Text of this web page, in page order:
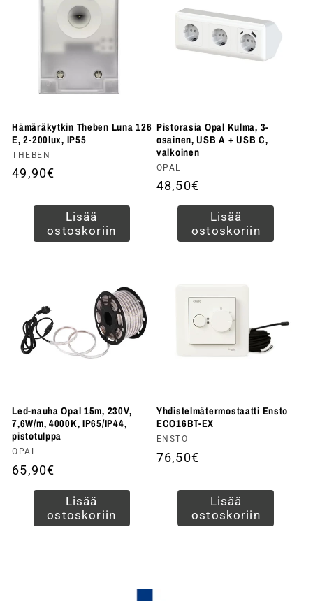
Hämäräkytkin Theben Luna 126
E, 2-200lux, IP55
Myyjä:
THEBEN
Normaalihinta
49,90€
Lisää
ostoskoriin
Pistorasia Opal Kulma, 3-
osainen, USB A + USB C,
valkoinen
Myyjä:
OPAL
Normaalihinta
48,50€
Lisää
ostoskoriin
Led-nauha Opal 15m, 230V,
7,6W/m, 4000K, IP65/IP44,
pistotulppa
Myyjä:
OPAL
Normaalihinta
65,90€
Lisää
ostoskoriin
Yhdistelmätermostaatti Ensto
ECO16BT-EX
Myyjä:
ENSTO
Normaalihinta
76,50€
Lisää
ostoskoriin